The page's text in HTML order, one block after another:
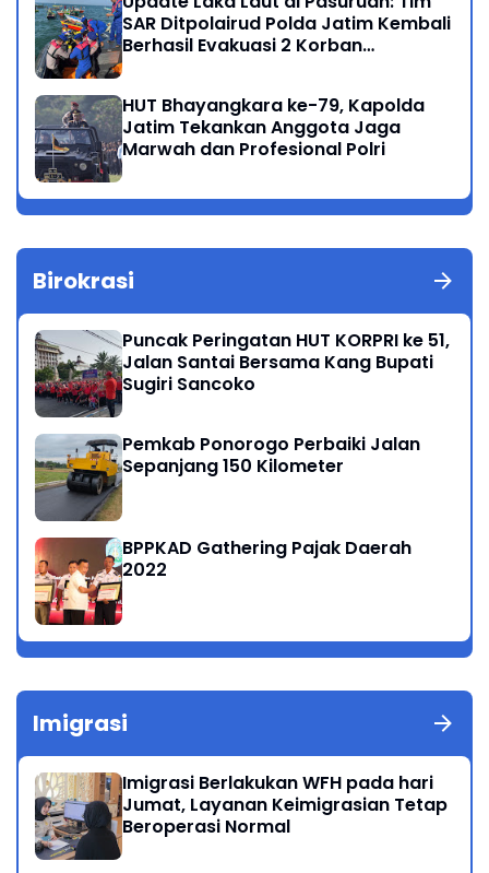
SAR Ditpolairud Polda Jatim Kembali
Berhasil Evakuasi 2 Korban
HUT Bhayangkara ke-79, Kapolda
Jatim Tekankan Anggota Jaga
Marwah dan Profesional Polri
Birokrasi
Puncak Peringatan HUT KORPRI ke 51,
Jalan Santai Bersama Kang Bupati
Sugiri Sancoko
Pemkab Ponorogo Perbaiki Jalan
Sepanjang 150 Kilometer
BPPKAD Gathering Pajak Daerah
2022
Imigrasi
Imigrasi Berlakukan WFH pada hari
Jumat, Layanan Keimigrasian Tetap
Beroperasi Normal